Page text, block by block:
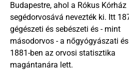
Budapestre, ahol a Rókus Kórház
segédorvosává nevezték ki. Itt
gégészeti és sebészeti és - mint
másodorvos - a nőgyógyászati
1881-ben az orvosi statisztika
magántanára lett.